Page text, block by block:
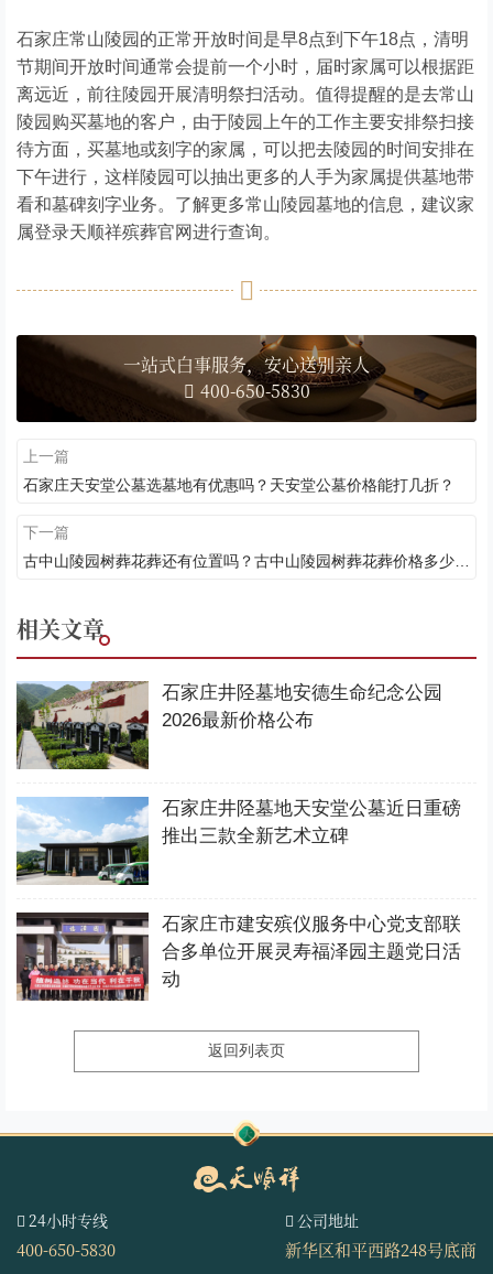
石家庄常山陵园的正常开放时间是早8点到下午18点，清明
节期间开放时间通常会提前一个小时，届时家属可以根据距
离远近，前往陵园开展清明祭扫活动。值得提醒的是去常山
陵园购买墓地的客户，由于陵园上午的工作主要安排祭扫接
待方面，买墓地或刻字的家属，可以把去陵园的时间安排在
下午进行，这样陵园可以抽出更多的人手为家属提供墓地带
看和墓碑刻字业务。了解更多常山陵园墓地的信息，建议家
属登录天顺祥殡葬官网进行查询。
一站式白事服务，安心送别亲人
400-650-5830
上一篇
石家庄天安堂公墓选墓地有优惠吗？天安堂公墓价格能打几折？
下一篇
相关文章
石家庄井陉墓地安德生命纪念公园
2026最新价格公布
石家庄井陉墓地天安堂公墓近日重磅
推出三款全新艺术立碑
石家庄市建安殡仪服务中心党支部联
合多单位开展灵寿福泽园主题党日活
动
返回列表页
24小时专线
400-650-5830
公司地址
新华区和平西路248号底商